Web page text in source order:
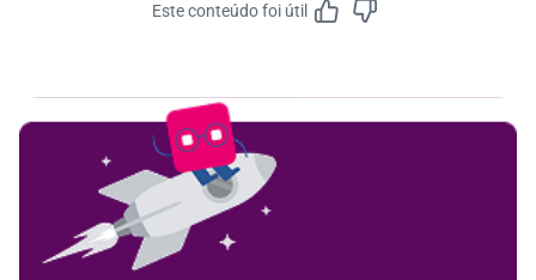
Este conteúdo foi útil